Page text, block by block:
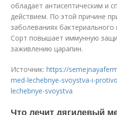
обладает антисептическим и
действием. По этой причине
заболеваниях бактериального
Сорт повышает иммунную
заживлению царапин.
Источник:https://
med-lechebnye-svoystva-i-
lechebnye-svoystva
Что лечит дягилевый